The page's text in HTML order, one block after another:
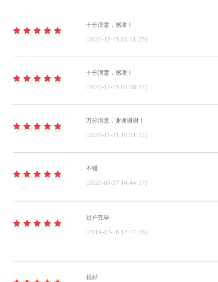
十分满意，感谢！
[2020-12-15 05:11:25]
十分满意，感谢！
[2020-12-15 05:08:57]
万分满意，谢谢谢谢！
[2020-11-21 16:01:22]
不错
[2020-05-27 14:44:57]
过户完毕
[2019-12-16 12:17:28]
很好